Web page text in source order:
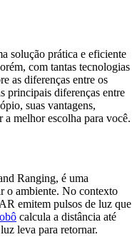
solução prática e eficiente
com tantas tecnologias
as diferenças entre os
principais diferenças entre
suas vantagens,
a melhor escolha para você.
Ranging, é uma
o ambiente. No contexto
emitem pulsos de luz que
calcula a distância até
leva para retornar.